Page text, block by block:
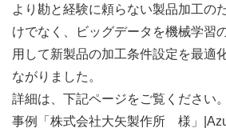
より勘と経験に頼らない製品加工の
けでなく、ビッグデータを機械学習
用して新製品の加工条件設定を最適
ながりました。
詳細は、下記ページをご覧ください。
事例「株式会社大矢製作所　様」